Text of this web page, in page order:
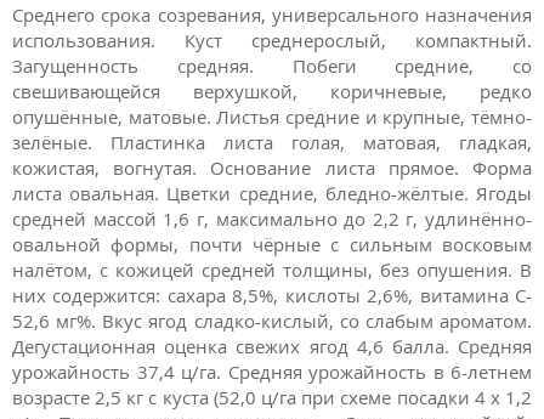
Среднего срока созревания, универсального назначения
использования. Куст среднерослый, компактный.
Загущенность средняя. Побеги средние, со
свешивающейся верхушкой, коричневые, редко
опушённые, матовые. Листья средние и крупные, тёмно-
зелёные. Пластинка листа голая, матовая, гладкая,
кожистая, вогнутая. Основание листа прямое. Форма
листа овальная. Цветки средние, бледно-жёлтые. Ягоды
средней массой 1,6 г, максимально до 2,2 г, удлинённо-
овальной формы, почти чёрные с сильным восковым
налётом, с кожицей средней толщины, без опушения. В
них содержится: сахара 8,5%, кислоты 2,6%, витамина С-
52,6 мг%. Вкус ягод сладко-кислый, со слабым ароматом.
Дегустационная оценка свежих ягод 4,6 балла. Средняя
урожайность 37,4 ц/га. Средняя урожайность в 6-летнем
возрасте 2,5 кг с куста (52,0 ц/га при схеме посадки 4 х 1,2